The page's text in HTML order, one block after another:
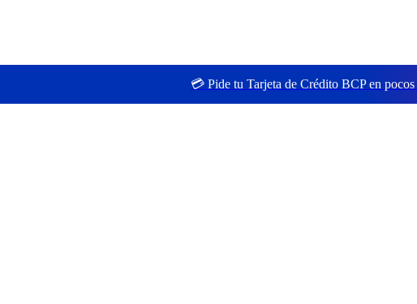
💳 Pide tu Tarjeta de Crédito BCP en